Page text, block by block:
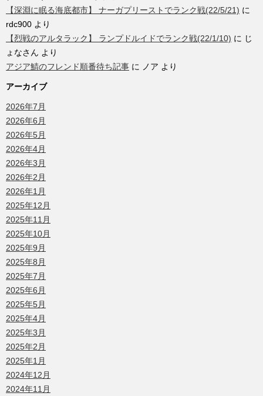
【深淵に眠る海底都市】 ナーガプリーストでランク戦(22/5/21) に
rdc900 より
【烈戦のアルタラック】 ランプドルイドでランク戦(22/1/10) に じ
ょなさん より
アジア鯖のフレンド順番待ち記事 に ノア より
アーカイブ
2026年7月
2026年6月
2026年5月
2026年4月
2026年3月
2026年2月
2026年1月
2025年12月
2025年11月
2025年10月
2025年9月
2025年8月
2025年7月
2025年6月
2025年5月
2025年4月
2025年3月
2025年2月
2025年1月
2024年12月
2024年11月